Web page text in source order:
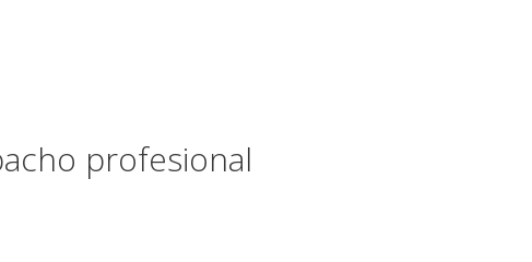
profesional